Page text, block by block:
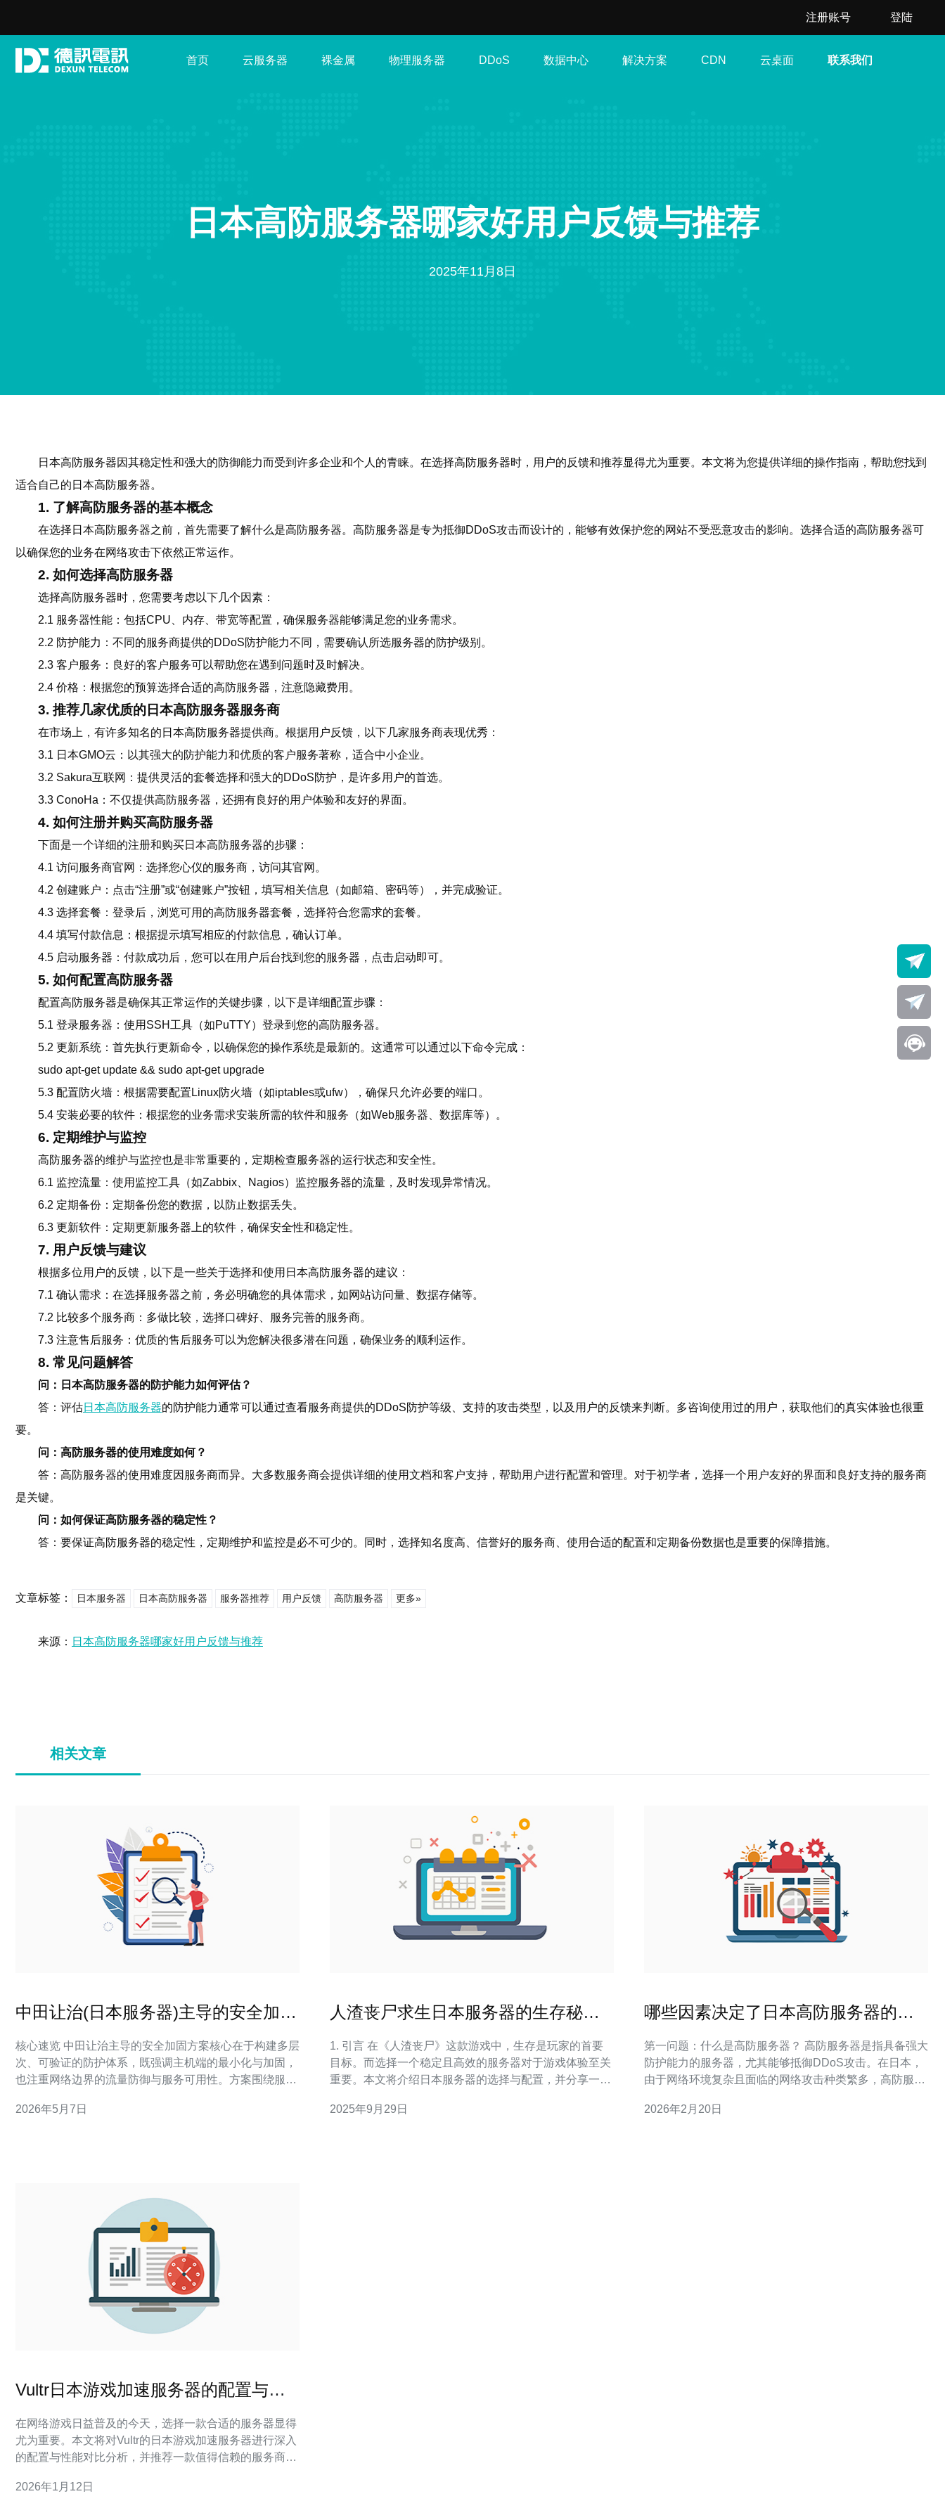
注册账号 登陆
首页 云服务器 裸金属 物理服务器 DDoS 数据中心 解决方案 CDN 云桌面 联系我们
日本高防服务器哪家好用户反馈与推荐
2025年11月8日
日本高防服务器因其稳定性和强大的防御能力而受到许多企业和个人的青睐。在选择高防服务器时，用户的反馈和推荐显得尤为重要。本文将为您提供详细的操作指南，帮助您找到
适合自己的日本高防服务器。
1. 了解高防服务器的基本概念
在选择日本高防服务器之前，首先需要了解什么是高防服务器。高防服务器是专为抵御DDoS攻击而设计的，能够有效保护您的网站不受恶意攻击的影响。选择合适的高防服务器可
以确保您的业务在网络攻击下依然正常运作。
2. 如何选择高防服务器
选择高防服务器时，您需要考虑以下几个因素：
2.1 服务器性能：包括CPU、内存、带宽等配置，确保服务器能够满足您的业务需求。
2.2 防护能力：不同的服务商提供的DDoS防护能力不同，需要确认所选服务器的防护级别。
2.3 客户服务：良好的客户服务可以帮助您在遇到问题时及时解决。
2.4 价格：根据您的预算选择合适的高防服务器，注意隐藏费用。
3. 推荐几家优质的日本高防服务器服务商
在市场上，有许多知名的日本高防服务器提供商。根据用户反馈，以下几家服务商表现优秀：
3.1 日本GMO云：以其强大的防护能力和优质的客户服务著称，适合中小企业。
3.2 Sakura互联网：提供灵活的套餐选择和强大的DDoS防护，是许多用户的首选。
3.3 ConoHa：不仅提供高防服务器，还拥有良好的用户体验和友好的界面。
4. 如何注册并购买高防服务器
下面是一个详细的注册和购买日本高防服务器的步骤：
4.1 访问服务商官网：选择您心仪的服务商，访问其官网。
4.2 创建账户：点击“注册”或“创建账户”按钮，填写相关信息（如邮箱、密码等），并完成验证。
4.3 选择套餐：登录后，浏览可用的高防服务器套餐，选择符合您需求的套餐。
4.4 填写付款信息：根据提示填写相应的付款信息，确认订单。
4.5 启动服务器：付款成功后，您可以在用户后台找到您的服务器，点击启动即可。
5. 如何配置高防服务器
配置高防服务器是确保其正常运作的关键步骤，以下是详细配置步骤：
5.1 登录服务器：使用SSH工具（如PuTTY）登录到您的高防服务器。
5.2 更新系统：首先执行更新命令，以确保您的操作系统是最新的。这通常可以通过以下命令完成：
sudo apt-get update && sudo apt-get upgrade
5.3 配置防火墙：根据需要配置Linux防火墙（如iptables或ufw），确保只允许必要的端口。
5.4 安装必要的软件：根据您的业务需求安装所需的软件和服务（如Web服务器、数据库等）。
6. 定期维护与监控
高防服务器的维护与监控也是非常重要的，定期检查服务器的运行状态和安全性。
6.1 监控流量：使用监控工具（如Zabbix、Nagios）监控服务器的流量，及时发现异常情况。
6.2 定期备份：定期备份您的数据，以防止数据丢失。
6.3 更新软件：定期更新服务器上的软件，确保安全性和稳定性。
7. 用户反馈与建议
根据多位用户的反馈，以下是一些关于选择和使用日本高防服务器的建议：
7.1 确认需求：在选择服务器之前，务必明确您的具体需求，如网站访问量、数据存储等。
7.2 比较多个服务商：多做比较，选择口碑好、服务完善的服务商。
7.3 注意售后服务：优质的售后服务可以为您解决很多潜在问题，确保业务的顺利运作。
8. 常见问题解答
问：日本高防服务器的防护能力如何评估？
答：评估日本高防服务器的防护能力通常可以通过查看服务商提供的DDoS防护等级、支持的攻击类型，以及用户的反馈来判断。多咨询使用过的用户，获取他们的真实体验也很重
要。
问：高防服务器的使用难度如何？
答：高防服务器的使用难度因服务商而异。大多数服务商会提供详细的使用文档和客户支持，帮助用户进行配置和管理。对于初学者，选择一个用户友好的界面和良好支持的服务商
是关键。
问：如何保证高防服务器的稳定性？
答：要保证高防服务器的稳定性，定期维护和监控是必不可少的。同时，选择知名度高、信誉好的服务商、使用合适的配置和定期备份数据也是重要的保障措施。
文章标签： 日本服务器 日本高防服务器 服务器推荐 用户反馈 高防服务器 更多»
来源： 日本高防服务器哪家好用户反馈与推荐
相关文章
中田让治(日本服务器)主导的安全加固
核心速览 中田让治主导的安全加固方案核心在于构建多层
次、可验证的防护体系，既强调主机端的最小化与加固，
也注重网络边界的流量防御与服务可用性。方案围绕服务
略、靠谱的CDN加速与流量清洗以及全面的DDoS防御与
2026年5月7日
人渣丧尸求生日本服务器的生存秘籍
1. 引言 在《人渣丧尸》这款游戏中，生存是玩家的首要
目标。而选择一个稳定且高效的服务器对于游戏体验至关
重要。本文将介绍日本服务器的选择与配置，并分享一些
时，玩家需要考虑以下几点： 延迟：低延迟能够提高游戏
2025年9月29日
哪些因素决定了日本高防服务器的安
第一问题：什么是高防服务器？ 高防服务器是指具备强大
防护能力的服务器，尤其能够抵御DDoS攻击。在日本，
由于网络环境复杂且面临的网络攻击种类繁多，高防服务
全。 第二问题：DDoS攻击如何影响服务器的安全性？
2026年2月20日
Vultr日本游戏加速服务器的配置与性
在网络游戏日益普及的今天，选择一款合适的服务器显得
尤为重要。本文将对Vultr的日本游戏加速服务器进行深入
的配置与性能对比分析，并推荐一款值得信赖的服务商
务器配置分析 首先，Vultr日本游戏加速服务器的配置非常
2026年1月12日